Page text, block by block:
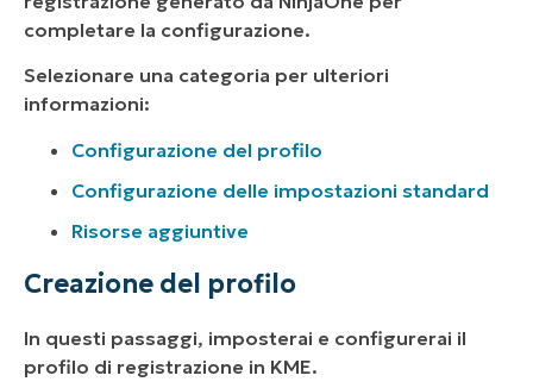
completare la configurazione.
Selezionare una categoria per ulteriori
informazioni:
Configurazione del profilo
Configurazione delle impostazioni standard
Risorse aggiuntive
Creazione del profilo
In questi passaggi, imposterai e configurerai il
profilo di registrazione in KME.